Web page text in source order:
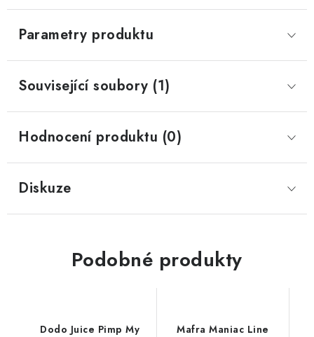
Parametry produktu
Související soubory (1)
Hodnocení produktu (0)
Diskuze
Podobné produkty
Dodo Juice Pimp My
Mafra Maniac Line